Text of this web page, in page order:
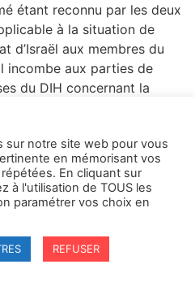
étant reconnu par les deux
à la situation de
d’Israël aux membres du
incombe aux parties de
du DIH concernant la
la population civile, le
et religieux, ainsi que les
unités médicales, les
De manière
de l’action du DIH
internationale et sous-
Genève de 1949 ainsi que
de 1977, les belligérants se
sur notre site web pour vous
en mémorisant vos
En cliquant sur
à l'utilisation de TOUS les
paramétrer vos choix en
REFUSER